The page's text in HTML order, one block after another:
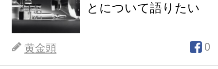
とについて語りたい
黄金頭 0